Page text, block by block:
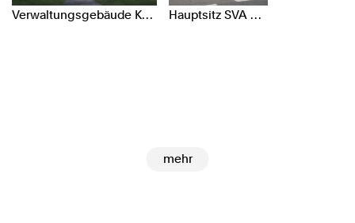
Verwaltungsgebäude Kanton Solothurn, Solothurn Hauptsitz SVA Aargau, Aarau
mehr